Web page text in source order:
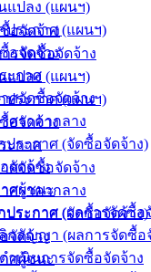
แปลง (แผนฯ)
ประกาศ (แผนฯ)
อจัดจ้าง
ะกาศ
ศจัดซื้อจัดจ้าง
ศราคากลาง
ประกาศ (จัดซื้อจัดจ้าง)
จัดจ้าง
ศผู้ชนะ
ประกาศ (ผลการจัดซื้อ
กสัญญา (ผลการจัดซื้อ
ำเนินการจัดซื้อจัดจ้าง
อจัดจ้าง
รจัดซื้อจัดจ้าง
แปลง (แผนฯ)
ประกาศ (แผนฯ)
อจัดจ้าง
ะกาศ
ศจัดซื้อจัดจ้าง
ศราคากลาง
ประกาศ (จัดซื้อจัดจ้าง)
จัดจ้าง
ศผู้ชนะ